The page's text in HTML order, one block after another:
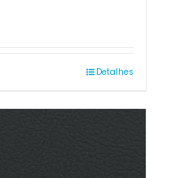
Detalhes